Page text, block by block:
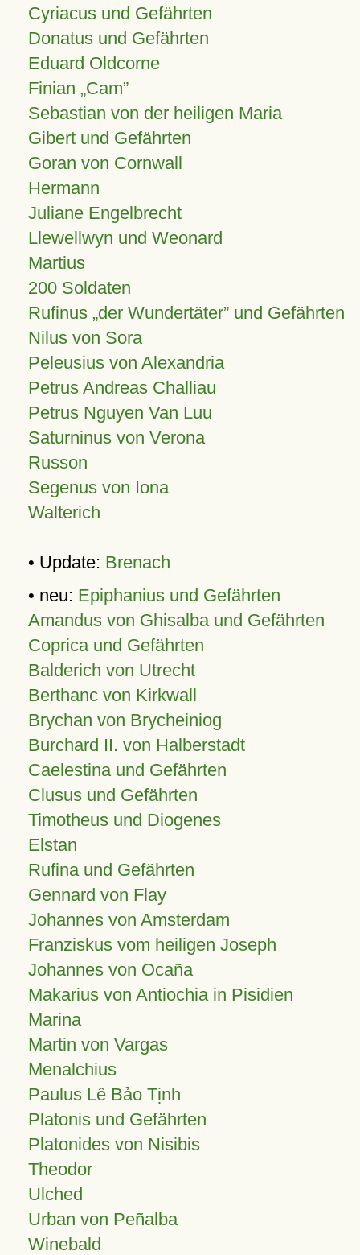
Cyriacus und Gefährten
Donatus und Gefährten
Eduard Oldcorne
Finian Cam
Sebastian von der heiligen Maria
Gibert und Gefährten
Goran von Cornwall
Hermann
Juliane Engelbrecht
Llewellwyn und Weonard
Martius
200 Soldaten
Rufinus „der Wundertäter” und Gefährten
Nilus von Sora
Peleusius von Alexandria
Petrus Andreas Challiau
Petrus Nguyen Van Luu
Saturninus von Verona
Russon
Segenus von Iona
Walterich
• Update: Brenach
• neu: Epiphanius und Gefährten
Amandus von Ghisalba und Gefährten
Coprica und Gefährten
Balderich von Utrecht
Berthanc von Kirkwall
Brychan von Brycheiniog
Burchard II. von Halberstadt
Caelestina und Gefährten
Clusus und Gefährten
Timotheus und Diogenes
Elstan
Rufina und Gefährten
Gennard von Flay
Johannes von Amsterdam
Franziskus vom heiligen Joseph
Johannes von Ocaña
Makarius von Antiochia in Pisidien
Marina
Martin von Vargas
Menalchius
Paulus Lê Bảo Tịnh
Platonis und Gefährten
Platonides von Nisibis
Theodor
Ulched
Urban von Peñalba
Winebald